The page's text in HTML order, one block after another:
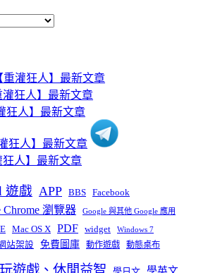
遊戲 APP BBS Facebook
Chrome 瀏覽器 Google 與其他 Google 應用
Mac OS X PDF widget Windows 7
站架設 免費圖庫 動作遊戲 動態桌布
遊戲、休閒益智